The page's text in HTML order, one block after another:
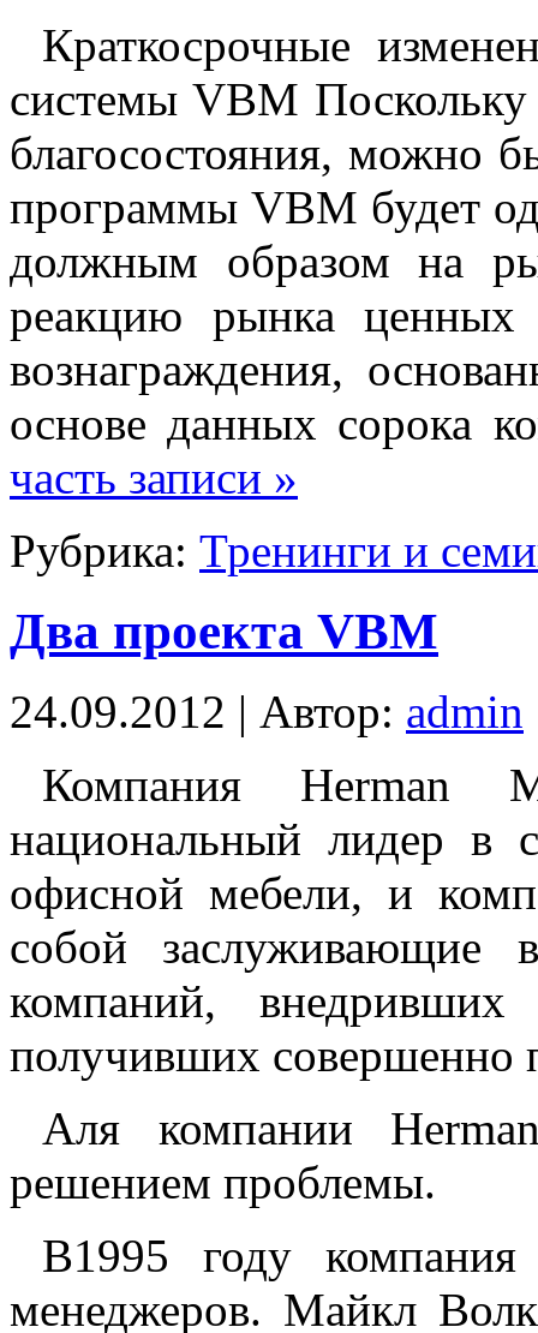
Краткосрочные
системы VBM Поскольку
благосостояния, можно
программы VBM будет
должным образом на
реакцию рынка ценных
вознаграждения,
основе данных сорока
часть записи »
Рубрика: Тренинги и
Два проекта VBM
24.09.2012 | Автор: admin
Компания Herman
национальный лидер в
офисной мебели, и
собой заслуживающие
компаний,
получивших совершенно
Аля компании
решением проблемы.
В1995 году
менеджеров. Майкл